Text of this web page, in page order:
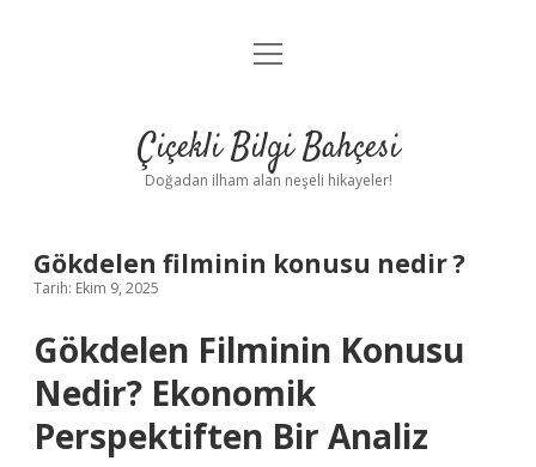
Anasayfa
Yasal Uyarı
menüyü
Çiçekli Bilgi Bahçesi
Doğadan ilham alan neşeli hikayeler!
Gökdelen filminin konusu nedir ?
Tarih: Ekim 9, 2025
Gökdelen Filminin Konusu
Nedir? Ekonomik
Perspektiften Bir Analiz